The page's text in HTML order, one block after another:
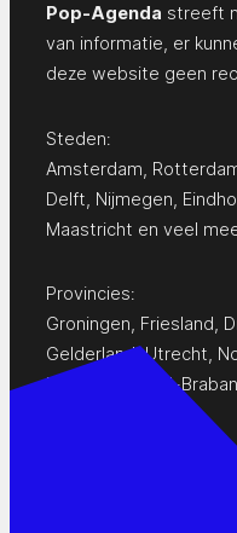
Pop-Agenda streeft
van informatie, er
deze website geen
Steden:
Amsterdam
Delft Nijmegen
Maastricht en veel
Provincies:
Groningen, Friesland,
Gelderland,Utrecht,
Zeeland
Noord-